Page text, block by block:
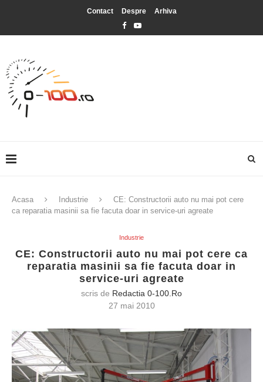
Contact Despre Arhiva
Acasa Industrie
CE: Constructorii auto nu mai pot cere
ca reparatia masinii sa fie facuta doar in service-uri agreate
Industrie
CE: Constructorii auto nu mai pot cere ca
reparatia masinii sa fie facuta doar in
service-uri agreate
scris de Redactia 0-100.ro
27 mai 2010